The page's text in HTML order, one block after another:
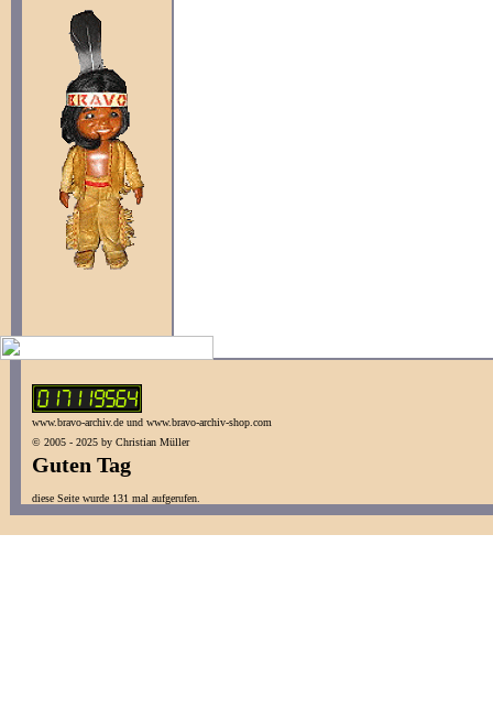
www.bravo-archiv.de und www.bravo-archiv-shop.com
© 2005 - 2025 by Christian Müller
Guten Tag
diese Seite wurde 131 mal aufgerufen.